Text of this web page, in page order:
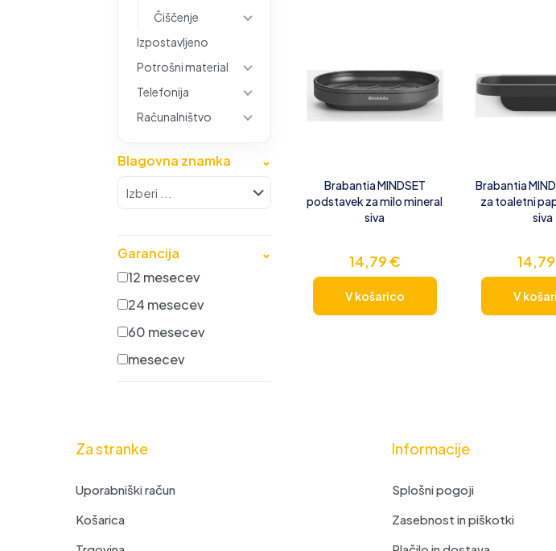
Čiščenje
Izpostavljeno
Potrošni material
Telefonija
Računalništvo
Blagovna znamka ⌄
Garancija
⌄
12 mesecev
24 mesecev
60 mesecev
mesecev
Brabantia MINDSET
podstavek za milo mineral
siva
14,79€
V košarico
Brabantia
za toaletni
siva
14,79
V
Za stranke
Uporabniški račun
Košarica
Informacije
Splošni pogoji
Zasebnost in piškotki